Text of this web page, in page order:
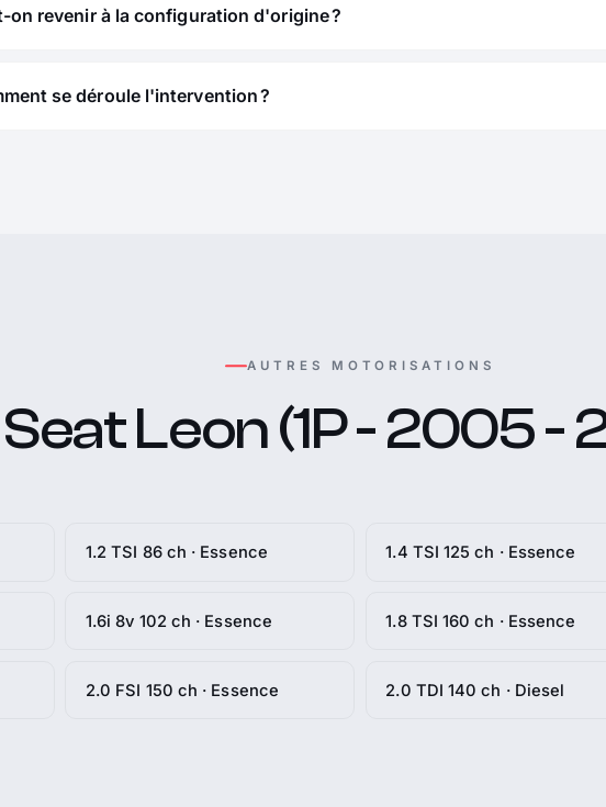
on revenir à la configuration d'origine ?
se déroule l'intervention ?
AUTRES MOTORISATIONS
Seat Leon (1P - 2005 -
1.2 TSI 86 ch · Essence 1.4 TSI 125 ch · Essence
1.6i 8v 102 ch · Essence 1.8 TSI 160 ch · Essence
2.0 FSI 150 ch · Essence 2.0 TDI 140 ch · Diesel